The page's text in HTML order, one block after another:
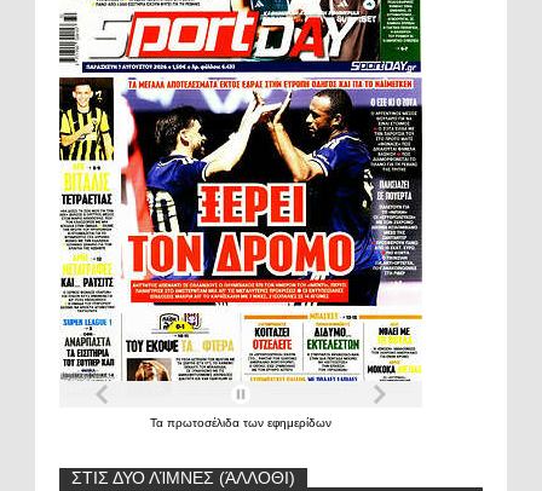
Τα πρωτοσέλιδα των εφημερίδων
ΣΤΙΣ ΔΥΟ ΛΊΜΝΕΣ (ΆΛΛΟΘΙ)